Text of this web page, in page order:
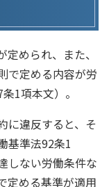
められ、また、
で定める内容が労
1項本文）。
に違反すると、そ
基準法92条1
しない労働条件な
定める基準が適用